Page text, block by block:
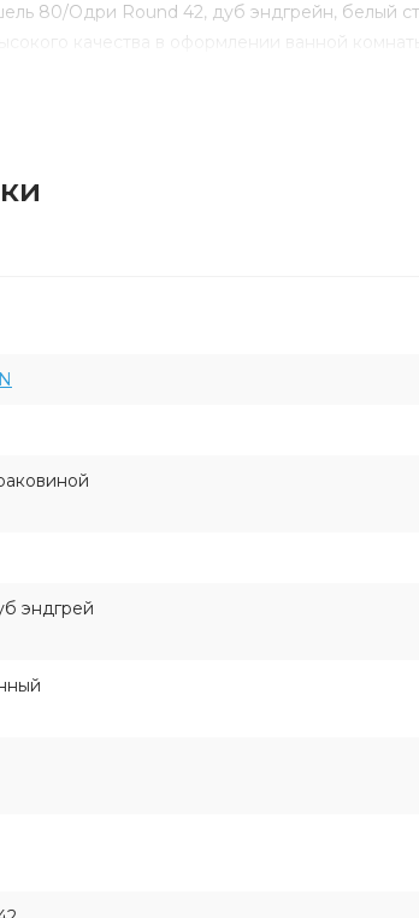
80/Одри Round 42, дуб эндгрейн, белый
качества в оформлении ванной комнаты.
эндгрей